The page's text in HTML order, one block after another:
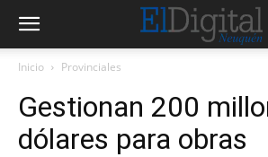
Inicio Provinciales
Gestionan 200
dólares para obras